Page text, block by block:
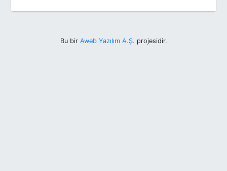
Bu bir Aweb Yazılım A.Ş. projesidir.